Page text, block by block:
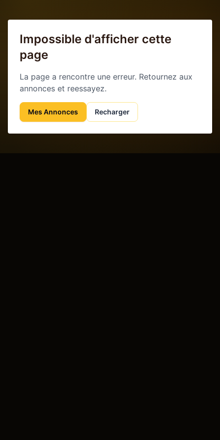
Impossible d'afficher cette
page
La page a rencontre une erreur. Retournez aux
annonces et reessayez.
Mes Annonces Recharger